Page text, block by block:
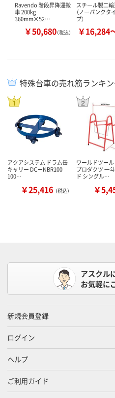
Ravendo 階段昇降運搬
車 200kg
360mm×52…
￥50,680（税込）
スチール製二
（ノーパンクタ
プ）
￥16,284
特殊台車の売れ筋ランキ
アクアシステム ドラム缶
キャリー DCーNBR100
100…
￥25,416 （税込）
ワールドツー
プロダクツ 一
ド シングル…
￥
アスクル
お気軽に
新規会員登録
ログイン
ヘルプ
ご利用ガイド